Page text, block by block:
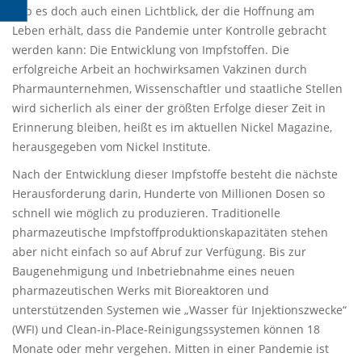
gab es doch auch einen Lichtblick, der die Hoffnung am
Leben erhält, dass die Pandemie unter Kontrolle gebracht
werden kann: Die Entwicklung von Impfstoffen. Die
erfolgreiche Arbeit an hochwirksamen Vakzinen durch
Pharmaunternehmen, Wissenschaftler und staatliche Stellen
wird sicherlich als einer der größten Erfolge dieser Zeit in
Erinnerung bleiben, heißt es im aktuellen Nickel Magazine,
herausgegeben vom Nickel Institute.
Nach der Entwicklung dieser Impfstoffe besteht die nächste
Herausforderung darin, Hunderte von Millionen Dosen so
schnell wie möglich zu produzieren. Traditionelle
pharmazeutische Impfstoffproduktionskapazitäten stehen
aber nicht einfach so auf Abruf zur Verfügung. Bis zur
Baugenehmigung und Inbetriebnahme eines neuen
pharmazeutischen Werks mit Bioreaktoren und
unterstützenden Systemen wie „Wasser für Injektionszwecke“
(WFI) und Clean-in-Place-Reinigungssystemen können 18
Monate oder mehr vergehen. Mitten in einer Pandemie ist